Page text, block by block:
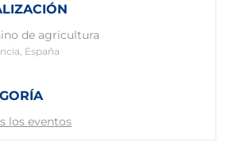
de agricultura
España
los eventos